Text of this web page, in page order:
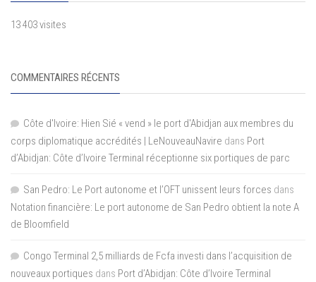
13 403 visites
COMMENTAIRES RÉCENTS
Côte d'Ivoire: Hien Sié « vend » le port d'Abidjan aux membres du
corps diplomatique accrédités | LeNouveauNavire dans Port
d’Abidjan: Côte d’Ivoire Terminal réceptionne six portiques de parc
San Pedro: Le Port autonome et l’OFT unissent leurs forces dans
Notation financière: Le port autonome de San Pedro obtient la note A
de Bloomfield
Congo Terminal 2,5 milliards de Fcfa investi dans l’acquisition de
nouveaux portiques dans Port d’Abidjan: Côte d’Ivoire Terminal